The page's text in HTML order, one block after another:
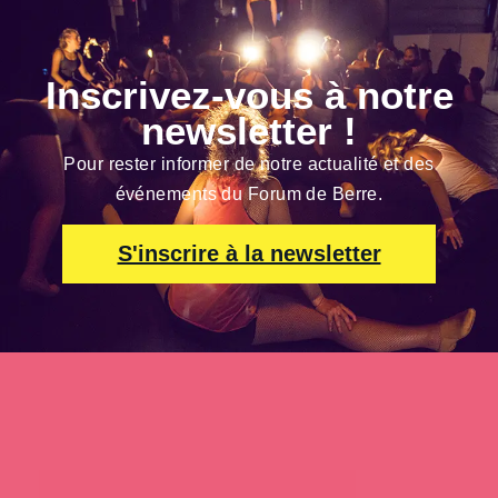
Inscrivez-vous à notre
newsletter !
Pour rester informer de notre actualité et des
événements du Forum de Berre.
S'inscrire à la newsletter